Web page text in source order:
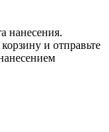
нанесения.
и отправьте